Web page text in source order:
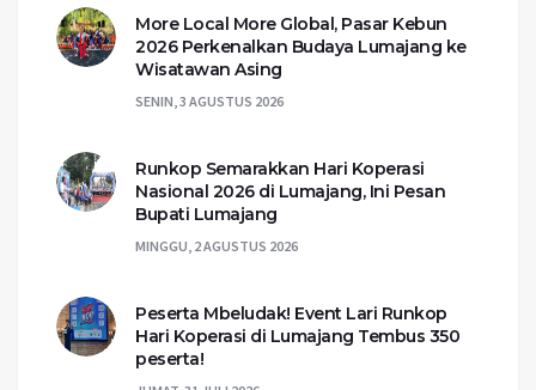
More Local More Global, Pasar Kebun
2026 Perkenalkan Budaya Lumajang ke
Wisatawan Asing
SENIN, 3 AGUSTUS 2026
Runkop Semarakkan Hari Koperasi
Nasional 2026 di Lumajang, Ini Pesan
Bupati Lumajang
MINGGU, 2 AGUSTUS 2026
Peserta Mbeludak! Event Lari Runkop
Hari Koperasi di Lumajang Tembus 350
peserta!